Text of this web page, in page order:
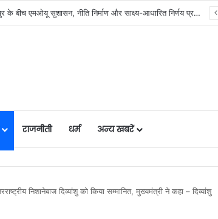
हो रही सुविधाओं की नींव: वित्त मंत्री ओपी चौधरी……
राजनीती धर्म अन्य खबरें
निशानेबाज दिव्यांशु को किया सम्मानित, मुख्यमंत्री ने कहा – दिव्यांशु